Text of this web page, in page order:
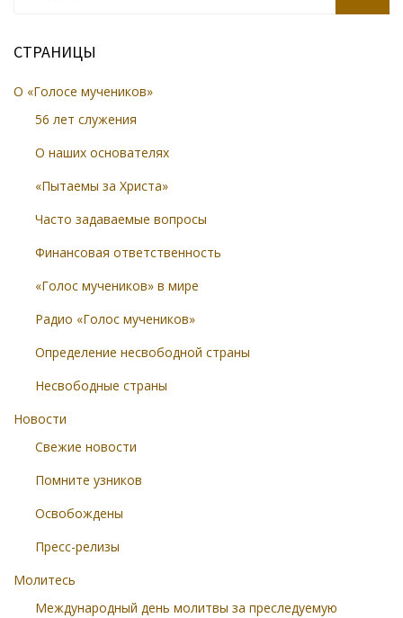
СТРАНИЦЫ
О «Голосе мучеников»
56 лет служения
О наших основателях
«Пытаемы за Христа»
Часто задаваемые вопросы
Финансовая ответственность
«Голос мучеников» в мире
Радио «Голос мучеников»
Определение несвободной страны
Несвободные страны
Новости
Свежие новости
Помните узников
Освобождены
Пресс-релизы
Молитесь
Международный день молитвы за преследуемую